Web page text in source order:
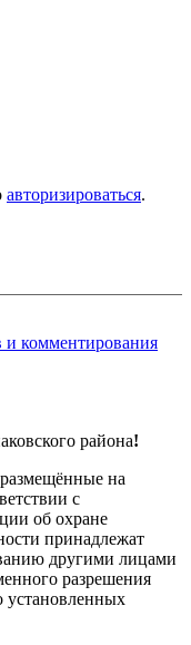
авторизироваться.
и комментирования
района!
на
с
об охране
принадлежат
другими лицами
разрешения
установленных